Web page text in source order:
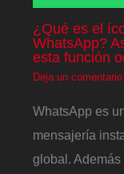
¿Qué es el
WhatsApp?
esta función
Deja un comentario
WhatsApp es
mensajería
global.